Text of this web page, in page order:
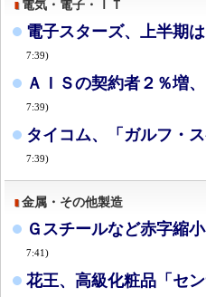
電気・電子・ＩＴ
電子スターズ、上半期
7:39)
ＡＩＳの契約者２％増
7:39)
タイコム、「ガルフ・
7:39)
金属・その他製造
Ｇスチールなど赤字縮
7:41)
花王、高級化粧品「セ